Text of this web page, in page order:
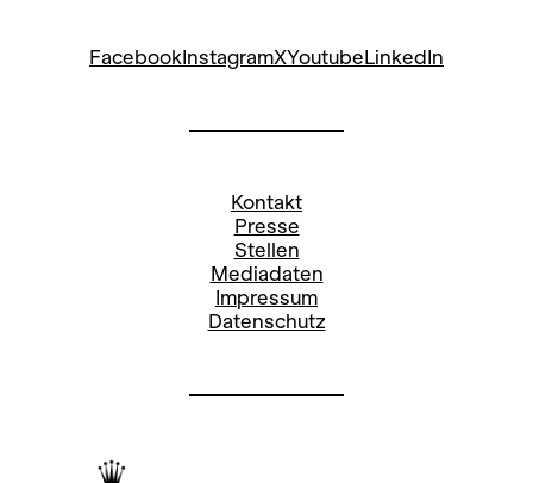
FacebookInstagramXYoutubeLinkedIn
Kontakt
Presse
Stellen
Mediadaten
Impressum
Datenschutz